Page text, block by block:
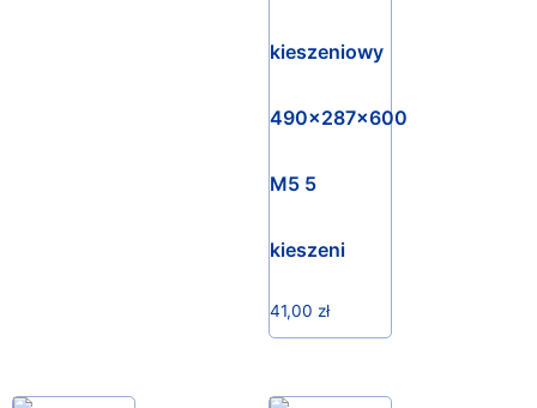
kieszeniowy
490x287x600
M5 5
kieszeni
41,00 zł